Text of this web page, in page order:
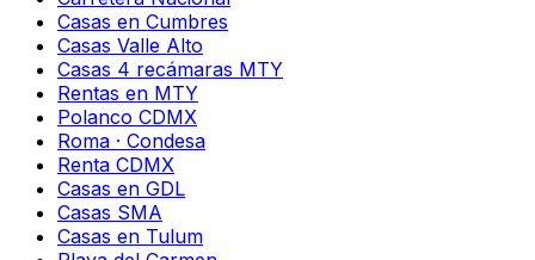
Casas en Cumbres
Casas Valle Alto
Casas 4 recámaras MTY
Rentas en MTY
Polanco CDMX
Roma · Condesa
Renta CDMX
Casas en GDL
Casas SMA
Casas en Tulum